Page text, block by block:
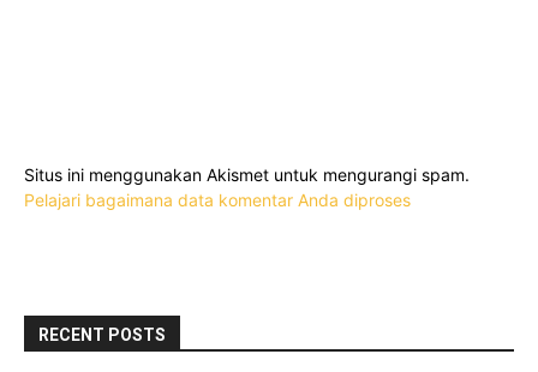
Situs ini menggunakan Akismet untuk mengurangi spam.
Pelajari bagaimana data komentar Anda diproses
RECENT POSTS